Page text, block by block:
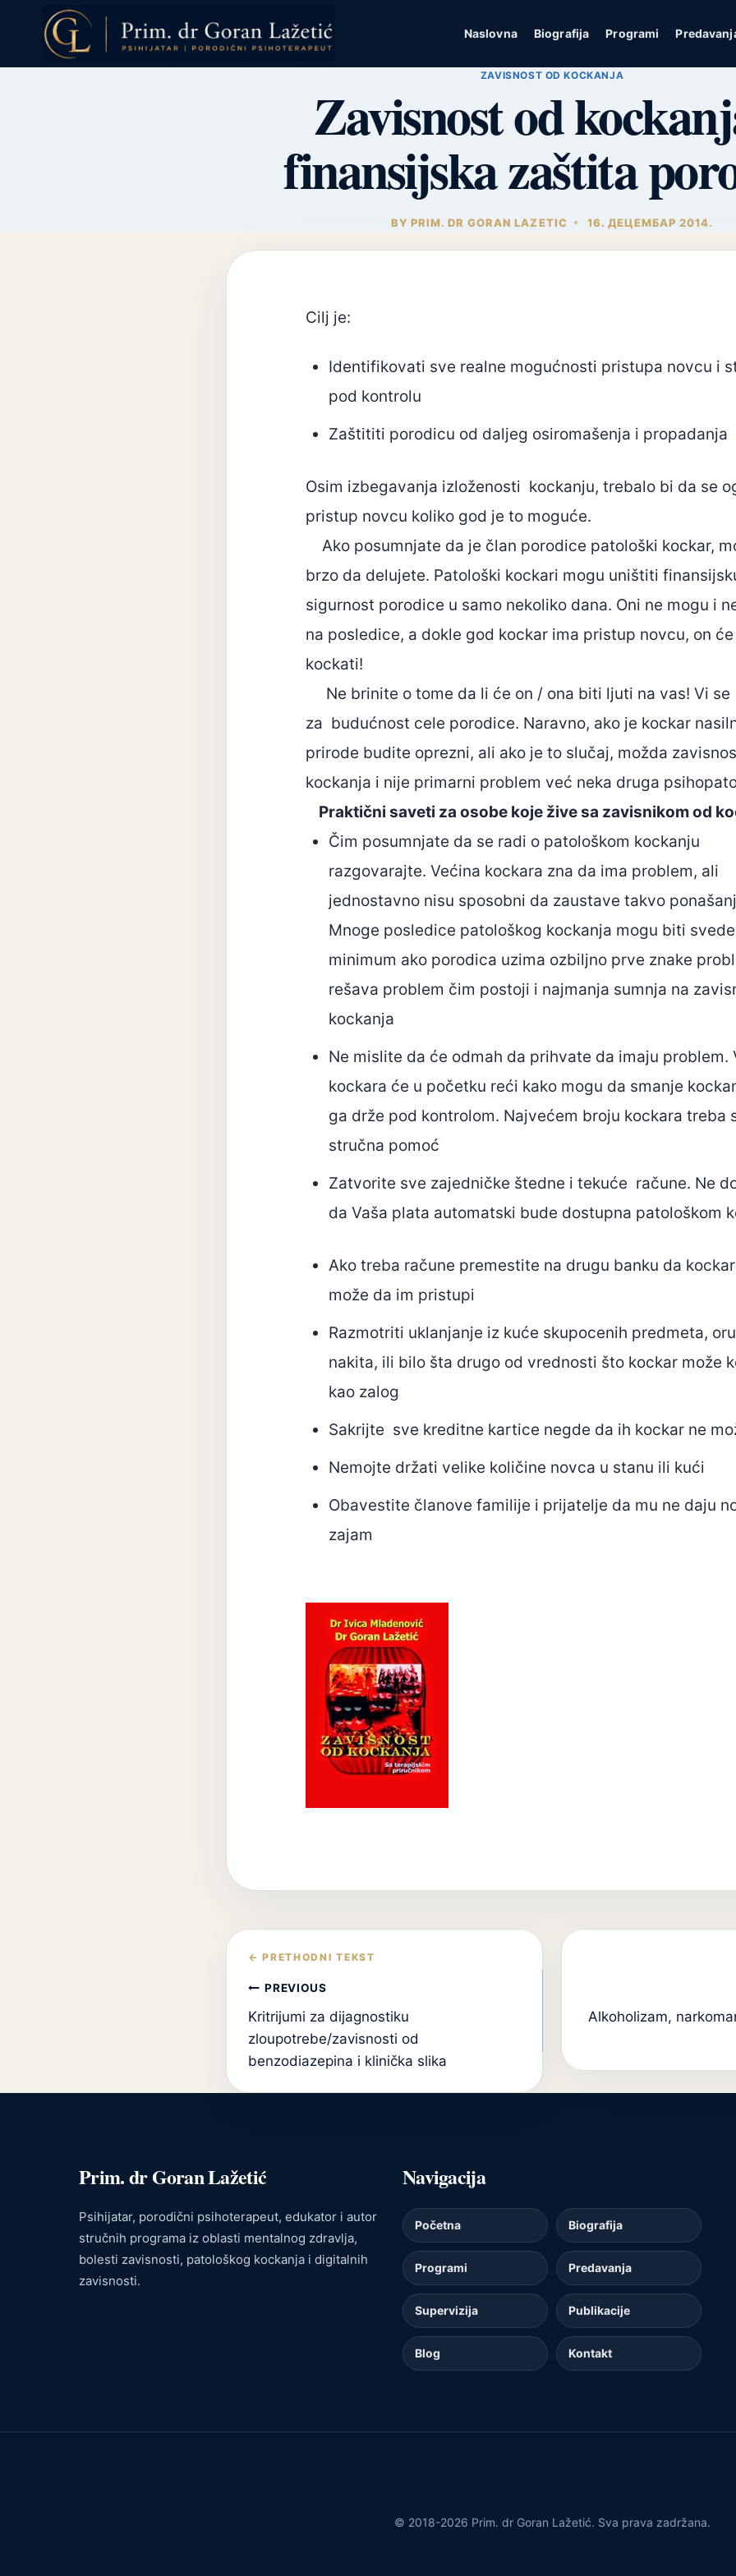
Naslovna Biografija Programi
ZAVISNOST OD KOCKANJA
Zavisnost od
finansijska zaštita
BY PRIM. DR GORAN LAZETIC 16. ДЕЦЕМБАР 2014.
Cilj je:
Identifikovati sve realne mogućnosti pristupa novcu i
pod kontrolu
Zaštititi porodicu od daljeg osiromašenja i propadanja
Osim izbegavanja izloženosti kockanju, trebalo bi da se
pristup novcu koliko god je to moguće.
Ako posumnjate da je član porodice patološki kockar,
brzo da delujete. Patološki kockari mogu uništiti
sigurnost porodice u samo nekoliko dana. Oni ne mogu i
na posledice, a dokle god kockar ima pristup novcu, on će
kockati!
Ne brinite o tome da li će on / ona biti ljuti na vas! Vi
za budućnost cele porodice. Naravno, ako je kockar
prirode budite oprezni, ali ako je to slučaj, možda
kockanja i nije primarni problem već neka druga
Praktični saveti za osobe koje žive sa zavisnikom od
Čim posumnjate da se radi o patološkom kockanju
razgovarajte. Većina kockara zna da ima problem, ali
jednostavno nisu sposobni da zaustave takvo
Mnoge posledice patološkog kockanja mogu biti
minimum ako porodica uzima ozbiljno prve znake
rešava problem čim postoji i najmanja sumnja na
kockanja
Ne mislite da će odmah da prihvate da imaju problem.
kockara će u početku reći kako mogu da smanje
ga drže pod kontrolom. Najvećem broju kockara treba
stručna pomoć
Zatvorite sve zajedničke štedne i tekuće račune. Ne
da Vaša plata automatski bude dostupna patološkom
Ako treba račune premestite na drugu banku da
može da im pristupi
Razmotriti uklanjanje iz kuće skupocenih predmeta,
nakita, ili bilo šta drugo od vrednosti što kockar može
kao zalog
Sakrijte sve kreditne kartice negde da ih kockar ne
Nemojte držati velike količine novca u stanu ili kući
Obavestite članove familije i prijatelje da mu ne daju
zajam
Кретање
чланка
PREVIOUS
Kritrijumi za dijagnostiku
zloupotrebe/zavisnosti od
benzodiazepina i klinička slika
Alkoholizam,
Prim. dr Goran Lažetić
Psihijatar, porodični psihoterapeut, edukator i autor
stručnih programa iz oblasti mentalnog zdravlja,
bolesti zavisnosti, patološkog kockanja i digitalnih
zavisnosti.
Navigacija
Početna Biografija
Programi Predavanja
Supervizija Publikacije
Blog Kontakt
© 2018-2026 Prim. dr Goran Lažetić. Sva prava zadržana.